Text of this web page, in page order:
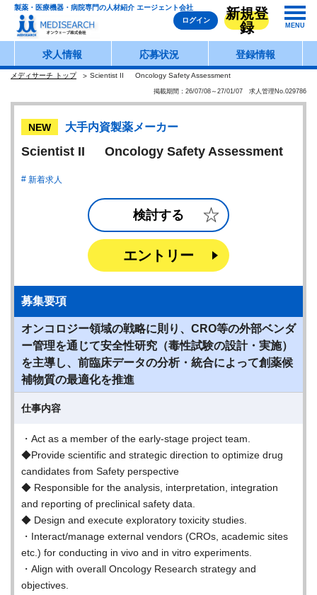
製薬・医療機器・病院専門の人材紹介 エージェント会社
ログイン
新規登
録
MENU
求人情報 応募状況 登録情報
メディサーチ トップ Scientist II Oncology Safety Assessment
掲載期間：26/07/08～27/01/07 求人管理No.029786
NEW 大手内資製薬メーカー
Scientist II Oncology Safety Assessment
新着求人
検討する
エントリー
募集要項
オンコロジー領域の戦略に則り、CRO等の外部ベンダ
ー管理を通じて安全性研究（毒性試験の設計・実施）
を主導し、前臨床データの分析・統合によって創薬候
補物質の最適化を推進
仕事内容
・Act as a member of the early-stage project team.
◆Provide scientific and strategic direction to optimize drug
candidates from Safety perspective
◆ Responsible for the analysis, interpretation, integration
and reporting of preclinical safety data.
◆ Design and execute exploratory toxicity studies.
・Interact/manage external vendors (CROs, academic sites
etc.) for conducting in vivo and in vitro experiments.
・Align with overall Oncology Research strategy and
objectives.